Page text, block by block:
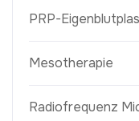
PRP-
Mesotherapie
Radiofrequenz